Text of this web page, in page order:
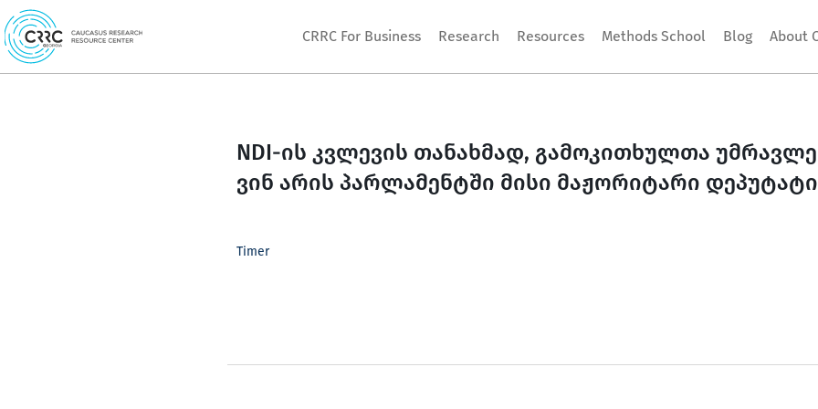
Skip
to
content
CRRC For Business Research Resources Methods School Blog About
NDI-ის კვლევის თანახმად, გამოკითხულთა
ვინ არის პარლამენტში მისი მაჟორიტარი დეპუტატი
Timer